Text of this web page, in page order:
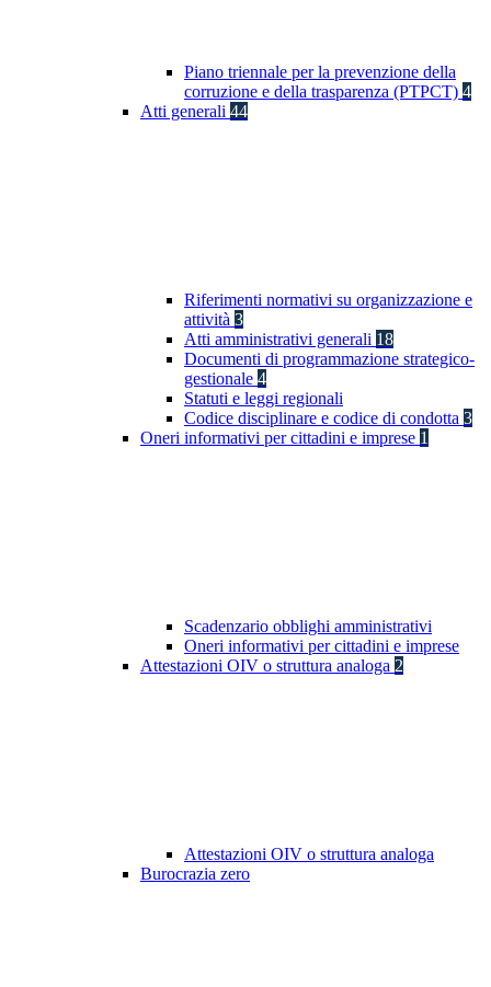
Piano triennale per la prevenzione della
corruzione e della trasparenza (PTPCT) 4
Atti generali 44
Riferimenti normativi su organizzazione e
attività 3
Atti amministrativi generali 18
Documenti di programmazione strategico-
gestionale 4
Statuti e leggi regionali
Codice disciplinare e codice di condotta 3
Oneri informativi per cittadini e imprese 1
Scadenzario obblighi amministrativi
Oneri informativi per cittadini e imprese
Attestazioni OIV o struttura analoga 2
Attestazioni OIV o struttura analoga
Burocrazia zero